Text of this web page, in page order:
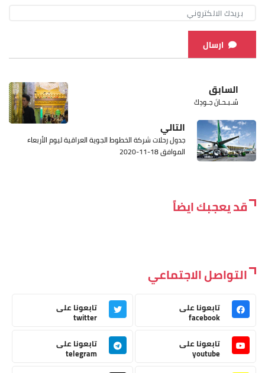
ارسال
السابق
سُـبـحـانَ جـودِكَ
التالي
جدول رحلات شركة الخطوط الجوية العراقية ليوم الأربعاء
الموافق 18-11-2020
قد يعجبك ايضاً
التواصل الاجتماعي
تابعونا على
facebook
تابعونا على
twitter
تابعونا على
youtube
تابعونا على
telegram